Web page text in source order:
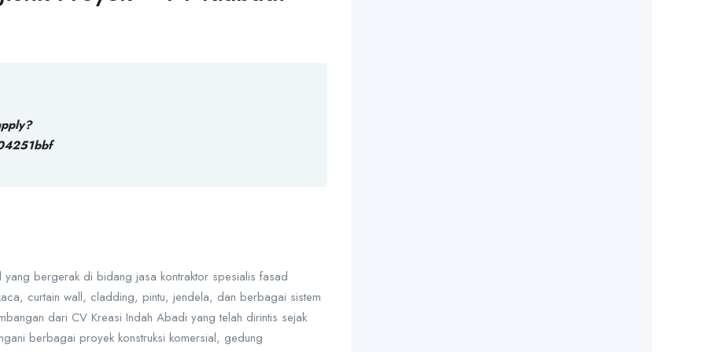
yang bergerak di bidang jasa kontraktor spesialis fasad
curtain wall, cladding, pintu, jendela, dan berbagai sistem
dari CV Kreasi Indah Abadi yang telah dirintis sejak
berbagai proyek konstruksi komersial, gedung